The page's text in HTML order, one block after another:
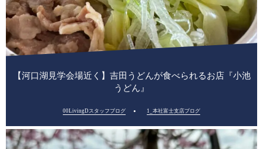
【河口湖見学会場近く】吉田うどんが食べられるお店『小池
うどん』
00LivingDスタッフブログ 1_本社富士支店ブログ